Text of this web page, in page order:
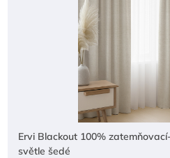
Ervi Blackout 100%
světle šedé